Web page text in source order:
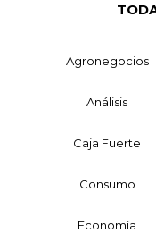
Agronegocios
Análisis
Caja Fuerte
Consumo
Economía